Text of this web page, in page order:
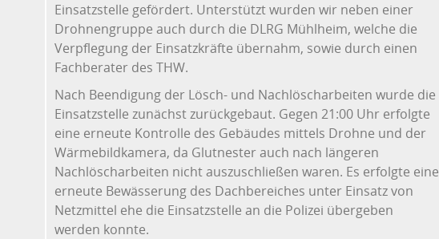
Einsatzstelle gefördert. Unterstützt wurden wir neben einer
Drohnengruppe auch durch die DLRG Mühlheim, welche die
Verpflegung der Einsatzkräfte übernahm, sowie durch einen
Fachberater des THW.
Nach Beendigung der Lösch- und Nachlöscharbeiten wurde die
Einsatzstelle zunächst zurückgebaut. Gegen 21:00 Uhr erfolgte
eine erneute Kontrolle des Gebäudes mittels Drohne und der
Wärmebildkamera, da Glutnester auch nach längeren
Nachlöscharbeiten nicht auszuschließen waren. Es erfolgte eine
erneute Bewässerung des Dachbereiches unter Einsatz von
Netzmittel ehe die Einsatzstelle an die Polizei übergeben
werden konnte.